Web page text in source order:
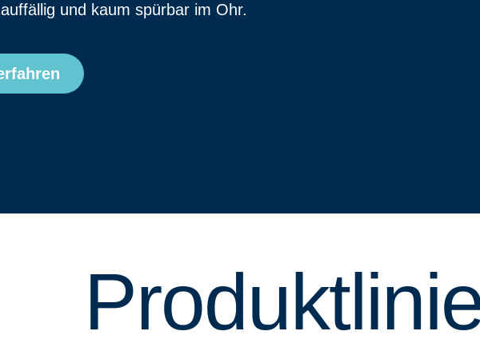
und kaum spürbar im Ohr.